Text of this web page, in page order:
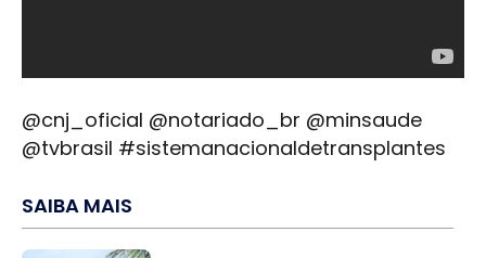
@cnj_oficial @notariado_br @minsaude
@tvbrasil #sistemanacionaldetransplantes
SAIBA MAIS